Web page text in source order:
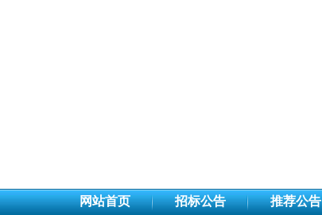
网站首页 招标公告 推荐公告